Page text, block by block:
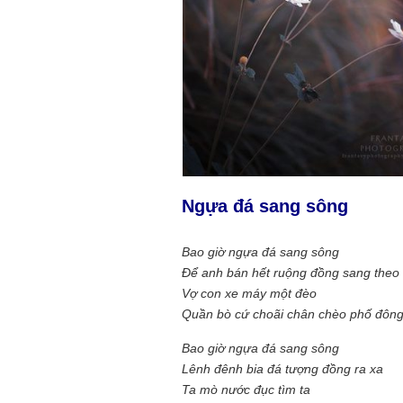
Ngựa đá sang sông
Bao giờ ngựa đá sang sông
Để anh bán hết ruộng đồng sang theo
Vợ con xe máy một đèo
Quần bò cứ choãi chân chèo phố đông
Bao giờ ngựa đá sang sông
Lênh đênh bia đá tượng đồng ra xa
Ta mò nước đục tìm ta